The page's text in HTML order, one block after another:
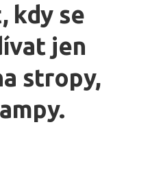
kdy se
jen
stropy,